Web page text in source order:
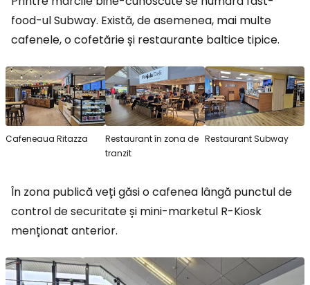
food-ul Subway. Există, de asemenea, mai multe
cafenele, o cofetărie și restaurante baltice tipice.
Cafeneaua Ritazza
Restaurant în zona de
tranzit
Restaurant Subway
În zona publică veți găsi o cafenea lângă punctul de
control de securitate și mini-marketul R-Kiosk
menționat anterior.